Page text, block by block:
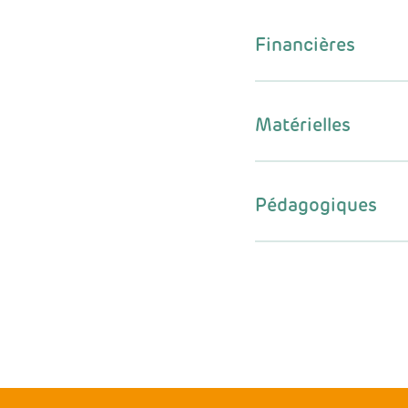
Financières
Matérielles
Pédagogiques